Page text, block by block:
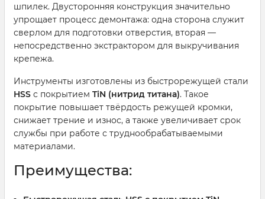
шпилек. Двусторонняя конструкция значительно
упрощает процесс демонтажа: одна сторона служит
сверлом для подготовки отверстия, вторая —
непосредственно экстрактором для выкручивания
крепежа.
Инструменты изготовлены из быстрорежущей стали
HSS с покрытием TiN (нитрид титана). Такое
покрытие повышает твёрдость режущей кромки,
снижает трение и износ, а также увеличивает срок
службы при работе с труднообрабатываемыми
материалами.
Преимущества: